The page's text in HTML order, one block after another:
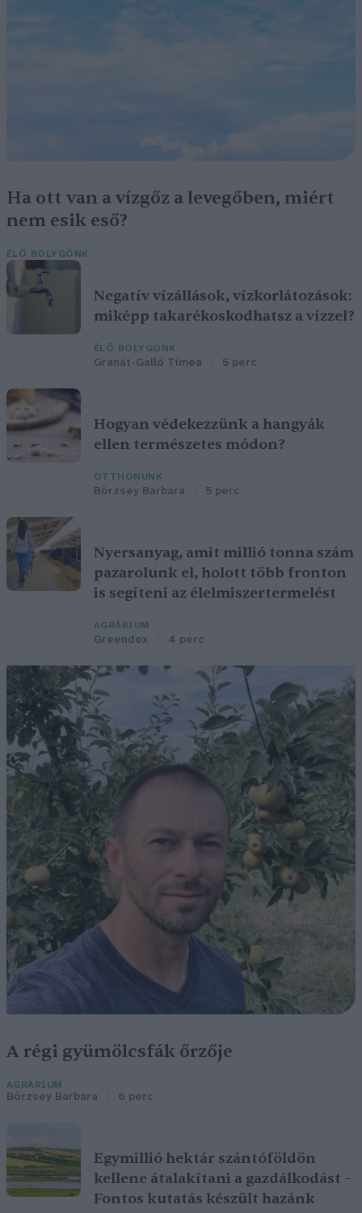
Ha ott van a vízgőz a levegőben, miért
nem esik eső?
ÉLŐ BOLYGÓNK
Negatív vízállások, vízkorlátozások:
miképp takarékoskodhatsz a vízzel?
ÉLŐ BOLYGÓNK
Granát-Galló Tímea 5 perc
Hogyan védekezzünk a hangyák
ellen természetes módon?
OTTHONUNK
Börzsey Barbara 5 perc
Nyersanyag, amit millió tonna szám
pazarolunk el, holott több fronton
is segíteni az élelmiszertermelést
AGRÁRIUM
Greendex 4 perc
A régi gyümölcsfák őrzője
AGRÁRIUM
Börzsey Barbara 6 perc
Egymillió hektár szántóföldön
kellene átalakítani a gazdálkodást –
Fontos kutatás készült hazánk